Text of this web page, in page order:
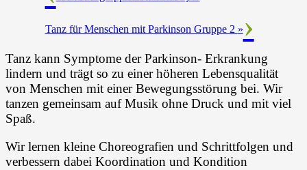
Tanz für Menschen mit Parkinson Gruppe 2 »
Tanz kann Symptome der Parkinson- Erkrankung
lindern und trägt so zu einer höheren Lebensqualität
von Menschen mit einer Bewegungsstörung bei. Wir
tanzen gemeinsam auf Musik ohne Druck und mit viel
Spaß.
Wir lernen kleine Choreografien und Schrittfolgen und
verbessern dabei Koordination und Kondition